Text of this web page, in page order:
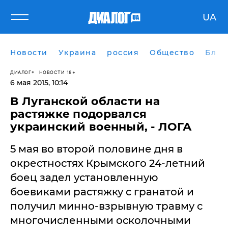
UA
Новости Украина россия Общество
ДИАЛОГ НОВОСТИ 18+
6 мая 2015, 10:14
​В Луганской области на
растяжке подорвался
украинский военный, - ЛОГА
5 мая во второй половине дня в
окрестностях Крымского 24-летний
боец задел установленную
боевиками растяжку с гранатой и
получил минно-взрывную травму с
многочисленными осколочными